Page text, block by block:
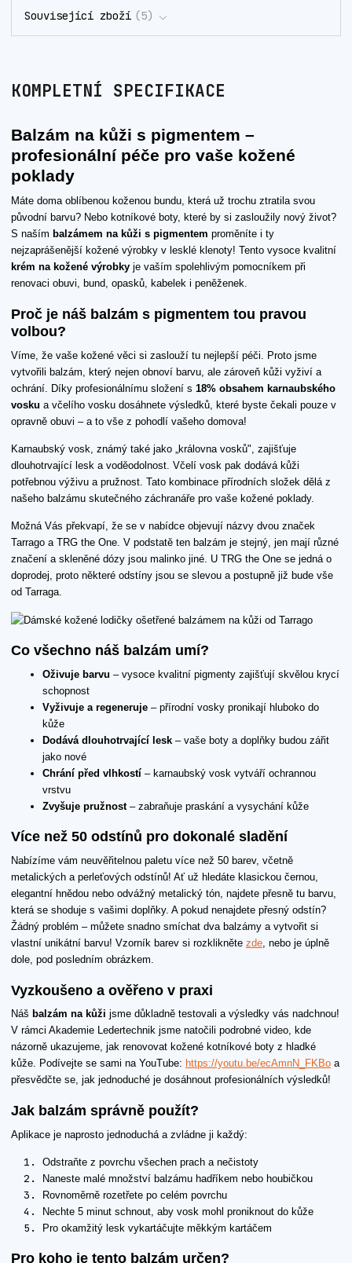
Související zboží 5
KOMPLETNÍ SPECIFIKACE
Balzám na kůži s pigmentem –
profesionální péče pro vaše kožené
poklady
Máte doma oblíbenou koženou bundu, která už trochu ztratila svou
původní barvu? Nebo kotníkové boty, které by si zasloužily nový život?
S naším balzámem na kůži s pigmentem proměníte i ty
nejzaprášenější kožené výrobky v lesklé klenoty! Tento vysoce kvalitní
krém na kožené výrobky je vaším spolehlivým pomocníkem při
renovaci obuvi, bund, opasků, kabelek i peněženek.
Proč je náš balzám s pigmentem tou pravou
volbou?
Víme, že vaše kožené věci si zaslouží tu nejlepší péči. Proto jsme
vytvořili balzám, který nejen obnoví barvu, ale zároveň kůži vyživí a
ochrání. Díky profesionálnímu složení s 18% obsahem karnaubského
vosku a včelího vosku dosáhnete výsledků, které byste čekali pouze v
opravně obuvi – a to vše z pohodlí vašeho domova!
Karnaubský vosk, známý také jako „královna vosků", zajišťuje
dlouhotrvající lesk a voděodolnost. Včelí vosk pak dodává kůži
potřebnou výživu a pružnost. Tato kombinace přírodních složek dělá z
našeho balzámu skutečného záchranáře pro vaše kožené poklady.
Možná Vás překvapí, že se v nabídce objevují názvy dvou značek
Tarrago a TRG the One. V podstatě ten balzám je stejný, jen mají různé
značení a skleněné dózy jsou malinko jiné. U TRG the One se jedná o
doprodej, proto některé odstíny jsou se slevou a postupně již bude vše
od Tarraga.
Co všechno náš balzám umí?
Oživuje barvu – vysoce kvalitní pigmenty zajišťují skvělou krycí
schopnost
Vyživuje a regeneruje – přírodní vosky pronikají hluboko do
kůže
Dodává dlouhotrvající lesk – vaše boty a doplňky budou zářit
jako nové
Chrání před vlhkostí – karnaubský vosk vytváří ochrannou
vrstvu
Zvyšuje pružnost– zabraňuje praskání a vysychání kůže
Více než 50 odstínů pro dokonalé sladění
Nabízíme vám neuvěřitelnou paletu více než 50 barev, včetně
metalických a perleťových odstínů! Ať už hledáte klasickou černou,
elegantní hnědou nebo odvážný metalický tón, najdete přesně tu barvu,
která se shoduje s vašimi doplňky. A pokud nenajdete přesný odstín?
Žádný problém – můžete snadno smíchat dva balzámy a vytvořit si
vlastní unikátní barvu! Vzorník barev si rozklikněte zde, nebo je úplně
dole, pod posledním obrázkem.
Vyzkoušeno a ověřeno v praxi
Náš balzám na kůži jsme důkladně testovali a výsledky vás nadchnou!
V rámci Akademie Ledertechnik jsme natočili podrobné video, kde
názorně ukazujeme, jak renovovat kožené kotníkové boty z hladké
kůže. Podívejte se sami na YouTube: https://youtu.be/ecAmnN_FKBo a
přesvědčte se, jak jednoduché je dosáhnout profesionálních výsledků!
Jak balzám správně použít?
Aplikace je naprosto jednoduchá a zvládne ji každý:
Odstraňte z povrchu všechen prach a nečistoty
Naneste malé množství balzámu hadříkem nebo houbičkou
Rovnoměrně rozetřete po celém povrchu
Nechte 5 minut schnout, aby vosk mohl proniknout do kůže
Pro okamžitý lesk vykartáčujte měkkým kartáčem
Pro koho je tento balzám určen?